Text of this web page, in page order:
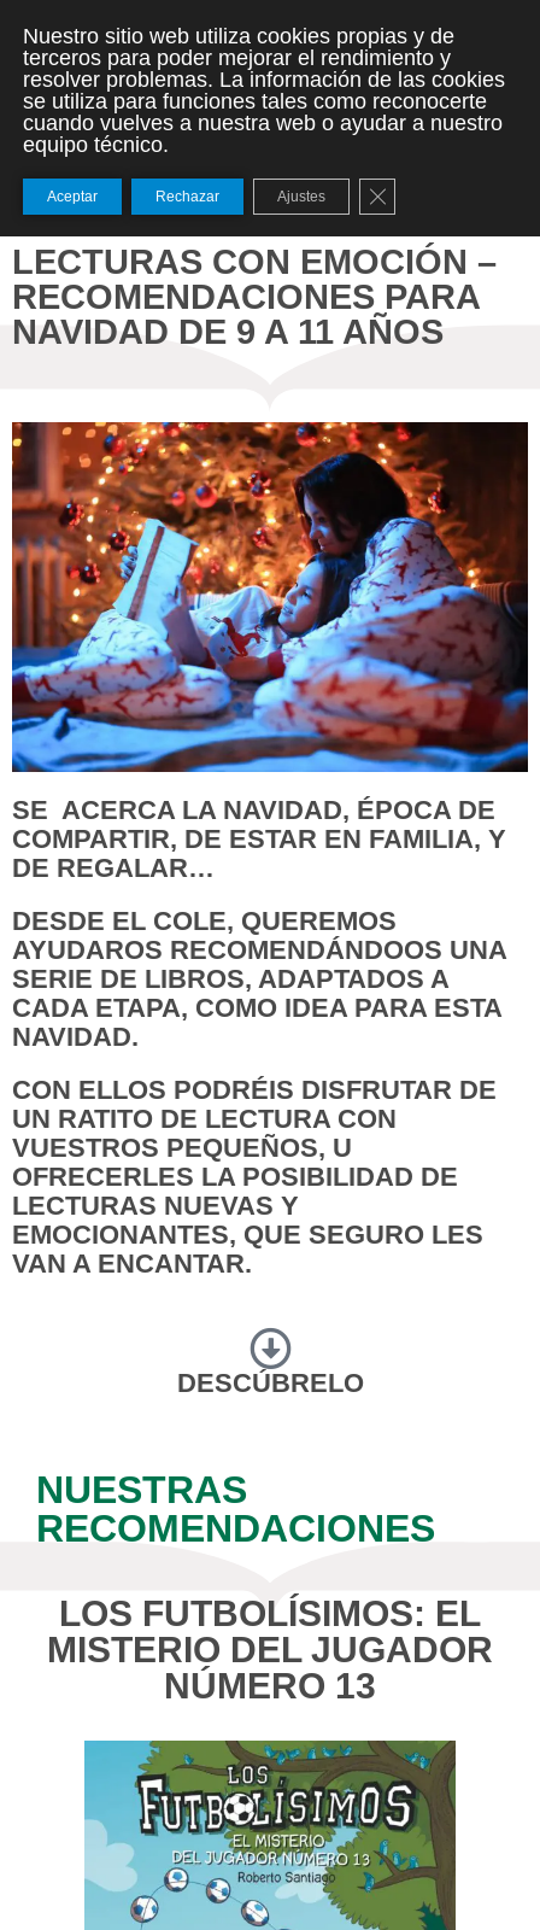
LECTURAS CON EMOCIÓN –
RECOMENDACIONES PARA
NAVIDAD DE 9 A 11 AÑOS
SE ACERCA LA NAVIDAD, ÉPOCA DE
COMPARTIR, DE ESTAR EN FAMILIA, Y
DE REGALAR…
DESDE EL COLE, QUEREMOS
AYUDAROS RECOMENDÁNDOOS UNA
SERIE DE LIBROS, ADAPTADOS A
CADA ETAPA, COMO IDEA PARA ESTA
NAVIDAD.
CON ELLOS PODRÉIS DISFRUTAR DE
UN RATITO DE LECTURA CON
VUESTROS PEQUEÑOS, U
OFRECERLES LA POSIBILIDAD DE
LECTURAS NUEVAS Y
EMOCIONANTES, QUE SEGURO LES
VAN A ENCANTAR.
DESCÚBRELO
NUESTRAS
RECOMENDACIONES
LOS FUTBOLÍSIMOS: EL
MISTERIO DEL JUGADOR
NÚMERO 13
Nuestro sitio web utiliza cookies propias y de
terceros para poder mejorar el rendimiento y
resolver problemas. La información de las cookies
se utiliza para funciones tales como reconocerte
cuando vuelves a nuestra web o ayudar a nuestro
equipo técnico.
Aceptar Rechazar Ajustes Cerrar el banner de